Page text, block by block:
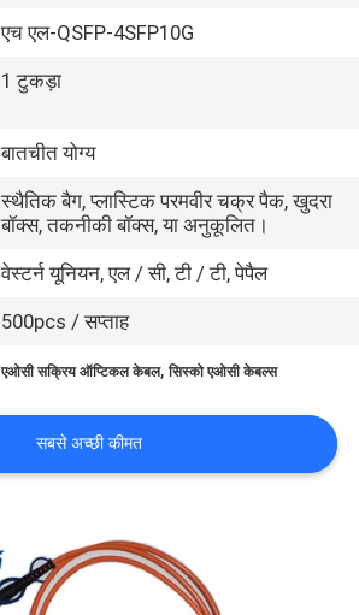
एच एल-QSFP-4SFP10G
1 टुकड़ा
बातचीत योग्य
स्थैतिक बैग, प्लास्टिक परमवीर चक्र पैक, खुदरा
बॉक्स, तकनीकी बॉक्स, या अनुकूलित।
वेस्टर्न यूनियन, एल / सी, टी / टी, पेपैल
500pcs / सप्ताह
एओसी सक्रिय ऑप्टिकल केबल,सिस्को एओसी केबल्स
सबसे अच्छी कीमत